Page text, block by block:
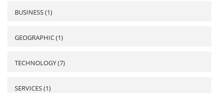
BUSINESS (1)
GEOGRAPHIC (1)
TECHNOLOGY (7)
SERVICES (1)